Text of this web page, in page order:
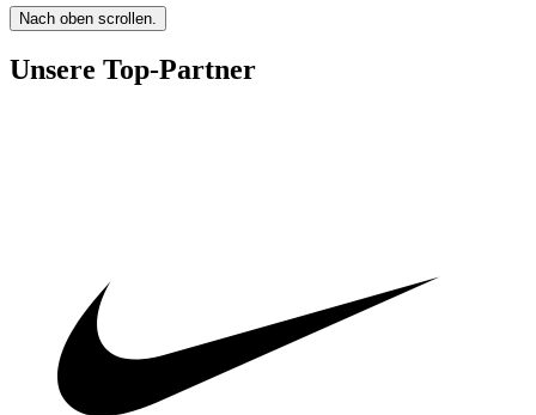
Nach oben scrollen.
Unsere Top-Partner